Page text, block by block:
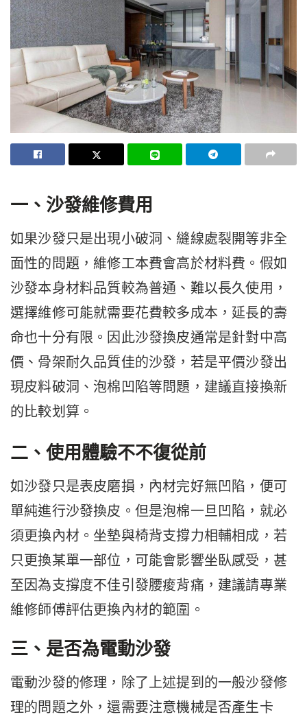
一、沙發維修費用
如果沙發只是出現小破洞、縫線處裂開等非全
面性的問題，維修工本費會高於材料費。假如
沙發本身材料品質較為普通、難以長久使用，
選擇維修可能就需要花費較多成本，延長的壽
命也十分有限。因此沙發換皮通常是針對中高
價、骨架耐久品質佳的沙發，若是平價沙發出
現皮料破洞、泡棉凹陷等問題，建議直接換新
的比較划算。
二、使用體驗不不復從前
如沙發只是表皮磨損，內材完好無凹陷，便可
單純進行沙發換皮。但是泡棉一旦凹陷，就必
須更換內材。坐墊與椅背支撐力相輔相成，若
只更換某單一部位，可能會影響坐臥感受，甚
至因為支撐度不佳引發腰痠背痛，建議請專業
維修師傅評估更換內材的範圍。
三、是否為電動沙發
電動沙發的修理，除了上述提到的一般沙發修
理的問題之外，還需要注意機械是否產生卡